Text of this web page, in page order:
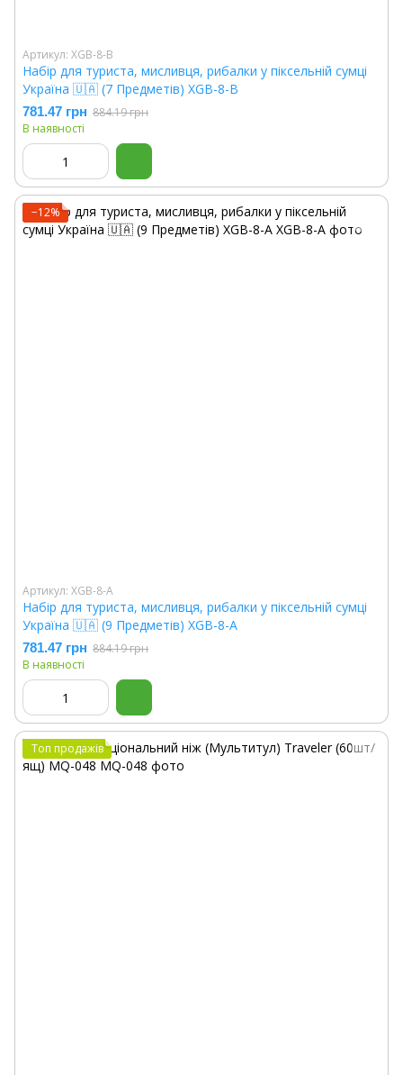
Артикул: XGB-8-B
Набір для туриста, мисливця, рибалки у піксельній сумці
Україна 🇺🇦 (7 Предметів) XGB-8-B
781.47 грн 884.19 грн
В наявності
−12%
Артикул: XGB-8-A
Набір для туриста, мисливця, рибалки у піксельній сумці
Україна 🇺🇦 (9 Предметів) XGB-8-A
781.47 грн 884.19 грн
В наявності
Топ продажів